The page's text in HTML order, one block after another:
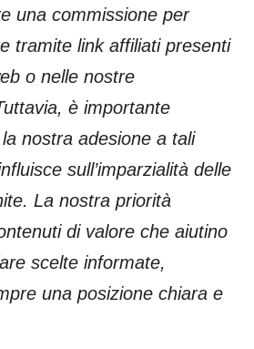
una commissione per
tramite link affiliati presenti
o nelle nostre
è importante
nostra adesione a tali
sull’imparzialità delle
La nostra priorità
di valore che aiutino
scelte informate,
una posizione chiara e